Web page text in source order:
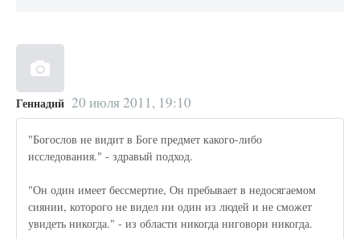
Геннадий 20 июля 2011, 19:10
"Богослов не видит в Боге предмет какого-либо
исследования." - здравый подход.
"Он один имеет бессмертие, Он пребывает в недосягаемом
сиянии, которого не видел ни один из людей и не сможет
увидеть никогда." - из области никогда ниговори никогда.